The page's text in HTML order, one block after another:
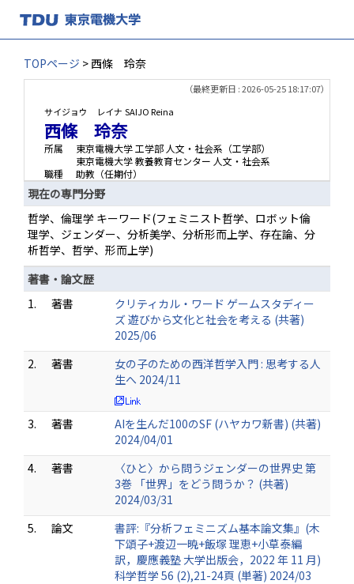
TOPページ > 西條 玲奈
（最終更新日 : 2026-05-25 18:17:07）
サイジョウ レイナ SAIJO Reina
西條 玲奈
所属
東京電機大学 工学部 人文・社会系（工学部）
東京電機大学 教養教育センター 人文・社会系
職種
助教（任期付）
現在の専門分野
哲学、倫理学 キーワード(フェミニスト哲学、ロボット倫
理学、ジェンダー、分析美学、分析形而上学、存在論、分
析哲学、哲学、形而上学)
著書・論文歴
1.
著書
クリティカル・ワード ゲームスタディー
ズ 遊びから文化と社会を考える (共著)
2025/06
2.
著書
女の子のための西洋哲学入門 : 思考する人
生へ 2024/11
3. 著書
AIを生んだ100のSF (ハヤカワ新書) (共著)
2024/04/01
4.
著書
〈ひと〉から問うジェンダーの世界史 第
3巻 「世界」をどう問うか？ (共著)
2024/03/31
5.
論文
書評:『分析フェミニズム基本論文集』(木
下頌子+渡辺一暁+飯塚 理恵+小草泰編
訳，慶應義塾 大学出版会，2022 年 11 月)
科学哲学 56 (2),21-24頁 (単著) 2024/03